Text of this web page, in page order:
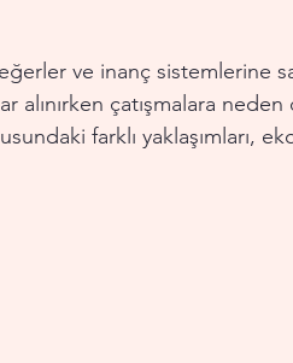
ve inanç sistemlerine
alınırken çatışmalara
farklı yaklaşımları,